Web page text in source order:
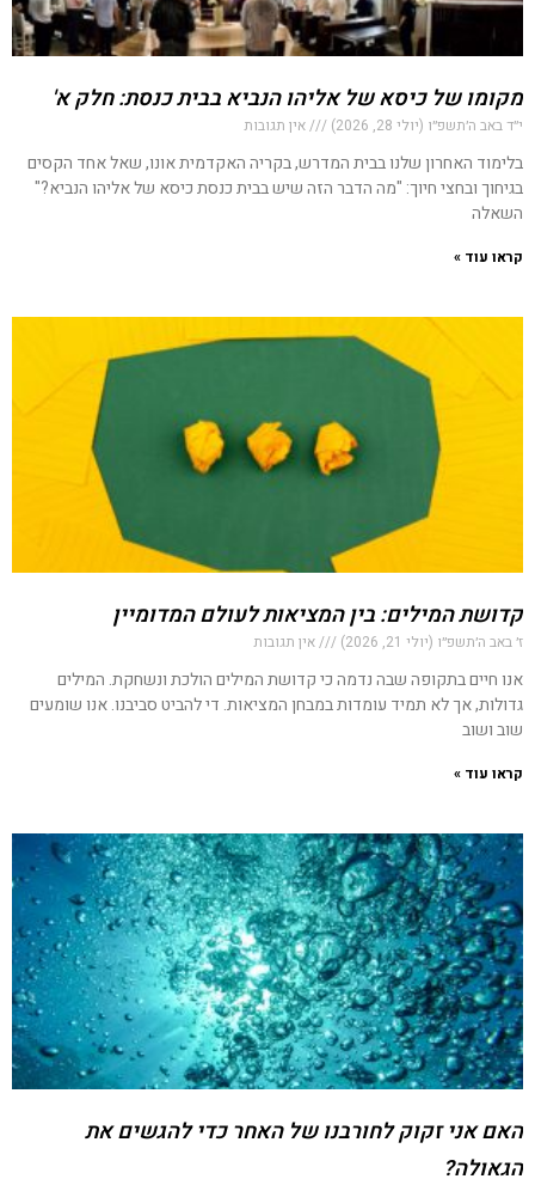
מקומו של כיסא של אליהו הנביא בבית כנסת: חלק א'
י״ד באב ה׳תשפ״ו (יולי 28, 2026) אין תגובות
בלימוד האחרון שלנו בבית המדרש, בקריה האקדמית אונו, שאל אחד הקסים
בגיחוך ובחצי חיוך: "מה הדבר הזה שיש בבית כנסת כיסא של אליהו הנביא?"
השאלה
קראו עוד »
קדושת המילים: בין המציאות לעולם המדומיין
ז׳ באב ה׳תשפ״ו (יולי 21, 2026) אין תגובות
אנו חיים בתקופה שבה נדמה כי קדושת המילים הולכת ונשחקת. המילים
גדולות, אך לא תמיד עומדות במבחן המציאות. די להביט סביבנו. אנו שומעים
שוב ושוב
קראו עוד »
האם אני זקוק לחורבנו של האחר כדי להגשים את
הגאולה?